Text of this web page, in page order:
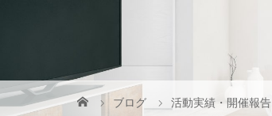
ブログ 活動実績・開催報告